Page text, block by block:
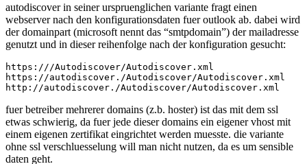
autodiscover in seiner urspruenglichen variante fragt einen
webserver nach den konfigurationsdaten fuer outlook ab. dabei wird
der domainpart (microsoft nennt das “smtpdomain”) der mailadresse
genutzt und in dieser reihenfolge nach der konfiguration gesucht:
https:// /Autodiscover/Autodiscover.xml
https://autodiscover. /Autodiscover/Autodiscover.xml
http://autodiscover.
fuer betreiber mehrerer domains (z.b. hoster) ist das mit dem ssl
etwas schwierig, da fuer jede dieser domains ein eigener vhost mit
einem eigenen zertifikat eingrichtet werden muesste. die variante
ohne ssl verschluesselung will man nicht nutzen, da es um sensible
daten geht.